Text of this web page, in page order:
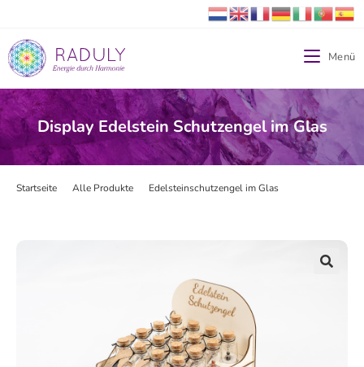
Menü
Display Edelstein Schutzengel im Glas
Startseite Alle Produkte Edelsteinschutzengel im Glas